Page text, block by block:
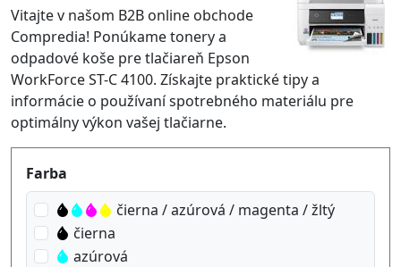
Vitajte v našom B2B online obchode
Compredia! Ponúkame tonery a
odpadové koše pre tlačiareň Epson
WorkForce ST-C 4100. Získajte praktické tipy a
informácie o používaní spotrebného materiálu pre
optimálny výkon vašej tlačiarne.
Produktfilter
Farba
čierna / azúrová / magenta / žltý
čierna
azúrová